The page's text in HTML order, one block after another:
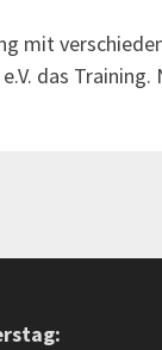
mit
das